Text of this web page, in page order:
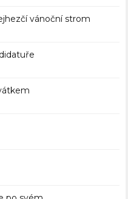
vánoční strom